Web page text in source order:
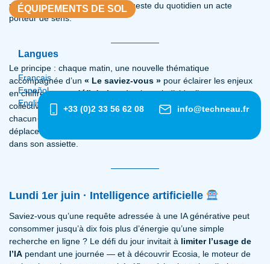
ÉQUIPEMENTS DE SOL
Langues
Français
Español
English
+33 (0)2 33 56 62 08 info@techneau.fr
relever — pour faire de chaque geste du quotidien un acte
porteur de sens.
Le principe : chaque matin, une nouvelle thématique
accompagnée d’un « Le saviez-vous » pour éclairer les enjeux
en chiffres, et undéfi du jourà relever individuellement ou
collectivement. Un format volontairement accessible, pour toucher
chacun·e là où il se trouve — dans ses habitudes de
déplacement, devant son écran, dans son espace de travail ou
dans son assiette.
Lundi 1er juin · Intelligence artificielle
Saviez-vous qu’une requête adressée à une IA générative peut
consommer jusqu’à dix fois plus d’énergie qu’une simple
recherche en ligne ? Le défi du jour invitait à limiter l’usage de
l’IA pendant une journée — et à découvrir Ecosia, le moteur de